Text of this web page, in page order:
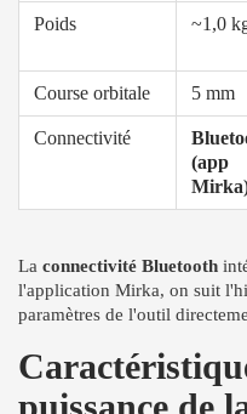
Poids ~1,0
Course orbitale 5 mm
Connectivité
(app
La connectivité Bluetooth
l'application Mirka, on suit
paramètres de l'outil
puissance de